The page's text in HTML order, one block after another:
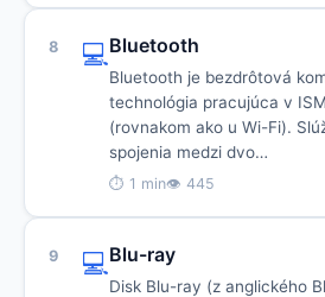
8 💻Bluetooth
Bluetooth je bezdrôtová
technológia pracujúca v
(rovnakom ako u Wi-Fi).
spojenia medzi dvo…
⏱ 1 min👁 445
9 💻Blu-ray
Disk Blu-ray (z anglického